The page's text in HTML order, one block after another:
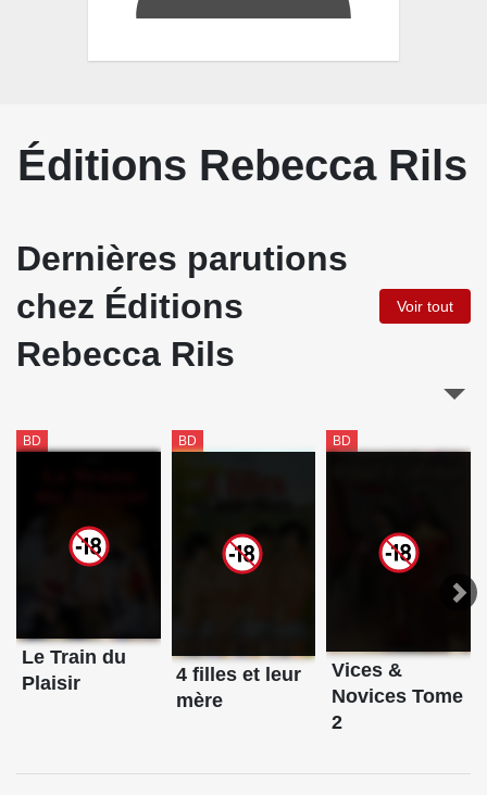
Éditions Rebecca Rils
Dernières parutions
chez Éditions
Rebecca Rils
Voir tout
BD
Le Train du
Plaisir
BD
4 filles et leur
mère
BD
Vices &
Novices Tome
2